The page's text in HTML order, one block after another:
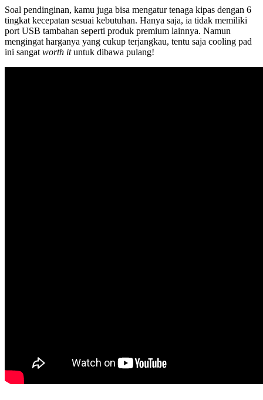
Soal pendinginan, kamu juga bisa mengatur tenaga kipas dengan 6
tingkat kecepatan sesuai kebutuhan. Hanya saja, ia tidak memiliki
port USB tambahan seperti produk premium lainnya. Namun
mengingat harganya yang cukup terjangkau, tentu saja cooling pad
ini sangat worth ituntuk dibawa pulang!